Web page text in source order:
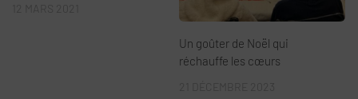
Un goûter de Noël qui
réchauffe les cœurs